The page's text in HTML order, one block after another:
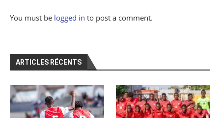
You must be logged in to post a comment.
ARTICLES RÉCENTS